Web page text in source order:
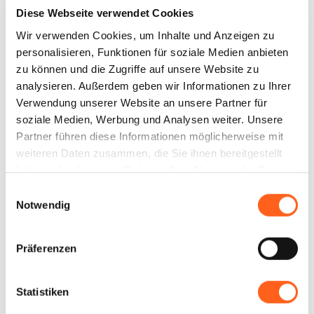
Diese Webseite verwendet Cookies
Wir verwenden Cookies, um Inhalte und Anzeigen zu
personalisieren, Funktionen für soziale Medien anbieten
zu können und die Zugriffe auf unsere Website zu
analysieren. Außerdem geben wir Informationen zu Ihrer
Verwendung unserer Website an unsere Partner für
soziale Medien, Werbung und Analysen weiter. Unsere
Partner führen diese Informationen möglicherweise mit
weiteren Daten zusammen, die Sie ihnen bereitgestellt
Notwendig
Präferenzen
Statistiken
normannische Landkirche mit Blick
bedeutenden monumentalen
Komplexes ist.
Finde mehr heraus
#2 Eine Entdeckungsbootsfahrt zu den
Grotten der Insel
wunderschön und voller magischer
Orte, ebenso wie die zahlreichen